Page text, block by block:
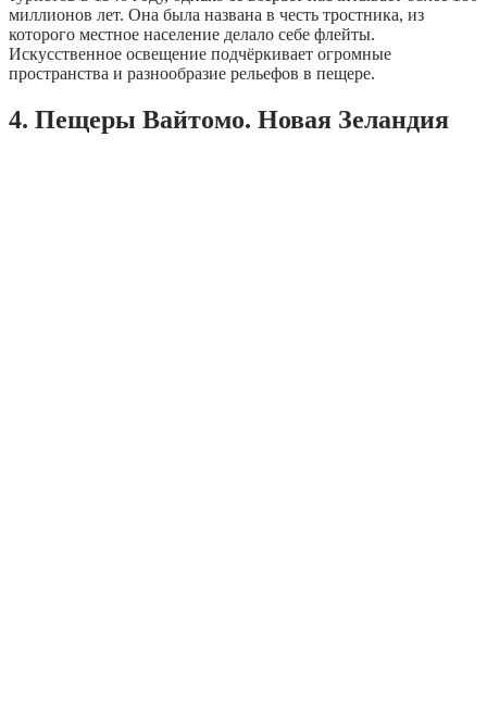
миллионов лет. Она была названа в честь тростника, из
которого местное население делало себе флейты.
Искусственное освещение подчёркивает огромные
пространства и разнообразие рельефов в пещере.
4. Пещеры Вайтомо. Новая Зеландия